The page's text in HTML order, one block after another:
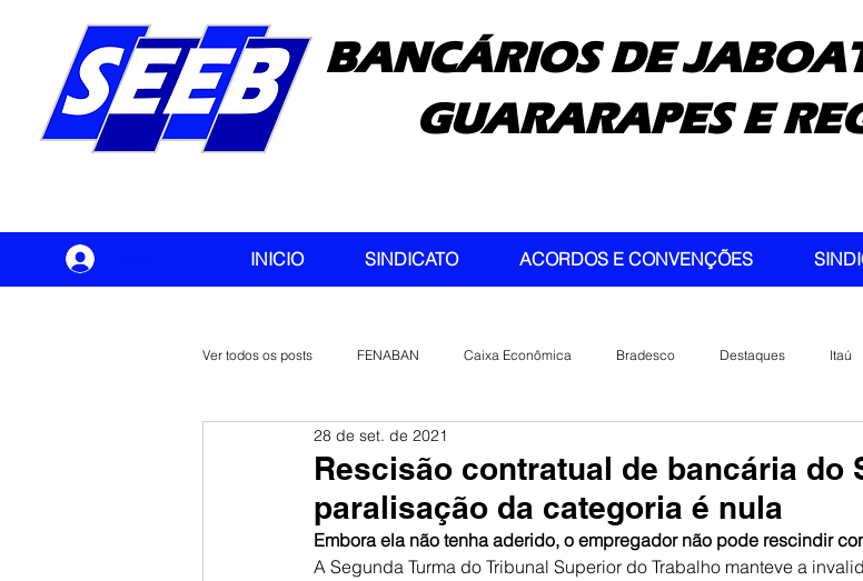
BANCÁRIOS DE
GUARARAPES E
INICIO SINDICATO ACORDOS E CONVENÇÕES
Ver todos os posts FENABAN Caixa Econômica Bradesco Destaques Itaú
Banco do Brasil CONTEC
Rescisão contratual de bancária do
paralisação da categoria é nula
28 de set. de 2021
Embora ela não tenha aderido, o empregador não pode rescindir
A Segunda Turma do Tribunal Superior do Trabalho manteve a